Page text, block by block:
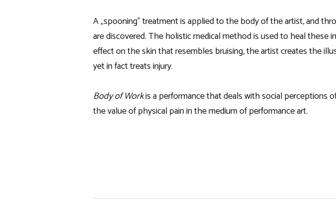
A „spooning” treatment is applied to the body of the artist, and
are discovered. The holistic medical method is used to heal these
effect on the skin that resembles bruising, the artist creates the
yet in fact treats injury.
Body of Workis a performance that deals with social perceptions
the value of physical pain in the medium of performance art.